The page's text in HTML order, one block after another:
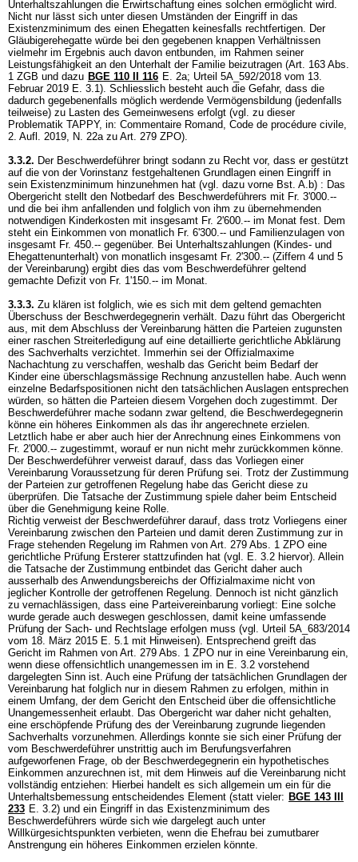
Unterhaltszahlungen die Erwirtschaftung eines solchen ermöglicht wird.
Nicht nur lässt sich unter diesen Umständen der Eingriff in das
Existenzminimum des einen Ehegatten keinesfalls rechtfertigen. Der
Gläubigerehegatte würde bei den gegebenen knappen Verhältnissen
vielmehr im Ergebnis auch davon entbunden, im Rahmen seiner
Leistungsfähigkeit an den Unterhalt der Familie beizutragen (Art. 163 Abs.
1 ZGB und dazu BGE 110 II 116 E. 2a; Urteil 5A_592/2018 vom 13.
Februar 2019 E. 3.1). Schliesslich besteht auch die Gefahr, dass die
dadurch gegebenenfalls möglich werdende Vermögensbildung (jedenfalls
teilweise) zu Lasten des Gemeinwesens erfolgt (vgl. zu dieser
Problematik TAPPY, in: Commentaire Romand, Code de procédure civile,
2. Aufl. 2019, N. 22a zu Art. 279 ZPO).
3.3.2. Der Beschwerdeführer bringt sodann zu Recht vor, dass er gestützt
auf die von der Vorinstanz festgehaltenen Grundlagen einen Eingriff in
sein Existenzminimum hinzunehmen hat (vgl. dazu vorne Bst. A.b) : Das
Obergericht stellt den Notbedarf des Beschwerdeführers mit Fr. 3'000.--
und die bei ihm anfallenden und folglich von ihm zu übernehmenden
notwendigen Kinderkosten mit insgesamt Fr. 2'600.-- im Monat fest. Dem
steht ein Einkommen von monatlich Fr. 6'300.-- und Familienzulagen von
insgesamt Fr. 450.-- gegenüber. Bei Unterhaltszahlungen (Kindes- und
Ehegattenunterhalt) von monatlich insgesamt Fr. 2'300.-- (Ziffern 4 und 5
der Vereinbarung) ergibt dies das vom Beschwerdeführer geltend
gemachte Defizit von Fr. 1'150.-- im Monat.
3.3.3. Zu klären ist folglich, wie es sich mit dem geltend gemachten
Überschuss der Beschwerdegegnerin verhält. Dazu führt das Obergericht
aus, mit dem Abschluss der Vereinbarung hätten die Parteien zugunsten
einer raschen Streiterledigung auf eine detaillierte gerichtliche Abklärung
des Sachverhalts verzichtet. Immerhin sei der Offizialmaxime
Nachachtung zu verschaffen, weshalb das Gericht beim Bedarf der
Kinder eine überschlagsmässige Rechnung anzustellen habe. Auch wenn
einzelne Bedarfspositionen nicht den tatsächlichen Auslagen entsprechen
würden, so hätten die Parteien diesem Vorgehen doch zugestimmt. Der
Beschwerdeführer mache sodann zwar geltend, die Beschwerdegegnerin
könne ein höheres Einkommen als das ihr angerechnete erzielen.
Letztlich habe er aber auch hier der Anrechnung eines Einkommens von
Fr. 2'000.-- zugestimmt, worauf er nun nicht mehr zurückkommen könne.
Der Beschwerdeführer verweist darauf, dass das Vorliegen einer
Vereinbarung Voraussetzung für deren Prüfung sei. Trotz der Zustimmung
der Parteien zur getroffenen Regelung habe das Gericht diese zu
überprüfen. Die Tatsache der Zustimmung spiele daher beim Entscheid
über die Genehmigung keine Rolle.
Richtig verweist der Beschwerdeführer darauf, dass trotz Vorliegens einer
Vereinbarung zwischen den Parteien und damit deren Zustimmung zur in
Frage stehenden Regelung im Rahmen von Art. 279 Abs. 1 ZPO eine
gerichtliche Prüfung Ersterer stattzufinden hat (vgl. E. 3.2 hiervor). Allein
die Tatsache der Zustimmung entbindet das Gericht daher auch
ausserhalb des Anwendungsbereichs der Offizialmaxime nicht von
jeglicher Kontrolle der getroffenen Regelung. Dennoch ist nicht gänzlich
zu vernachlässigen, dass eine Parteivereinbarung vorliegt: Eine solche
wurde gerade auch deswegen geschlossen, damit keine umfassende
Prüfung der Sach- und Rechtslage erfolgen muss (vgl. Urteil 5A_683/2014
vom 18. März 2015 E. 5.1 mit Hinweisen). Entsprechend greift das
Gericht im Rahmen von Art. 279 Abs. 1 ZPO nur in eine Vereinbarung ein,
wenn diese offensichtlich unangemessen im in E. 3.2 vorstehend
dargelegten Sinn ist. Auch eine Prüfung der tatsächlichen Grundlagen der
Vereinbarung hat folglich nur in diesem Rahmen zu erfolgen, mithin in
einem Umfang, der dem Gericht den Entscheid über die offensichtliche
Unangemessenheit erlaubt. Das Obergericht war daher nicht gehalten,
eine erschöpfende Prüfung des der Vereinbarung zugrunde liegenden
Sachverhalts vorzunehmen. Allerdings konnte sie sich einer Prüfung der
vom Beschwerdeführer unstrittig auch im Berufungsverfahren
aufgeworfenen Frage, ob der Beschwerdegegnerin ein hypothetisches
Einkommen anzurechnen ist, mit dem Hinweis auf die Vereinbarung nicht
vollständig entziehen: Hierbei handelt es sich allgemein um ein für die
Unterhaltsbemessung entscheidendes Element (statt vieler: BGE 143 III
233 E. 3.2) und ein Eingriff in das Existenzminimum des
Beschwerdeführers würde sich wie dargelegt auch unter
Willkürgesichtspunkten verbieten, wenn die Ehefrau bei zumutbarer
Anstrengung ein höheres Einkommen erzielen könnte.